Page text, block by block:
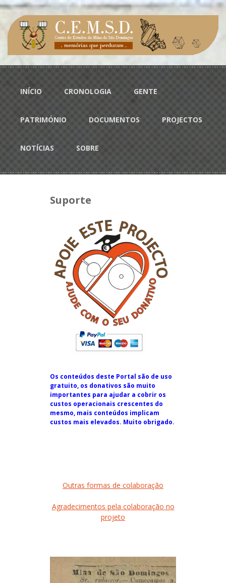
Passar para o conteúdo principal
Menu principal
INÍCIO CRONOLOGIA GENTE
PATRIMÓNIO DOCUMENTOS PROJECTOS
NOTÍCIAS SOBRE
Suporte
Os conteúdos deste Portal são de uso
gratuito, os donativos são muito
importantes para ajudar a cobrir os
custos operacionais crescentes do
mesmo, mais conteúdos implicam
custos mais elevados. Muito obrigado.
Outras formas de colaboração
Agradecimentos pela colaboração no
projeto